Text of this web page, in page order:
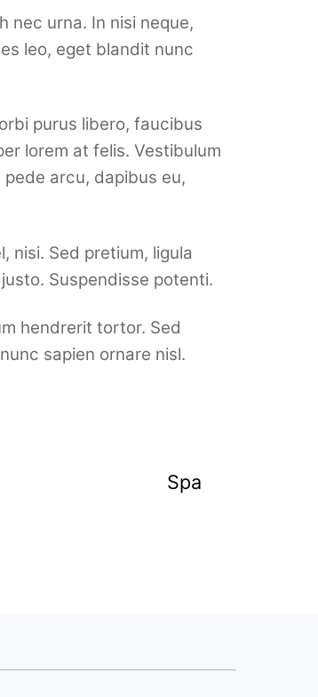
nec urna. In nisi neque,
leo, eget blandit nunc
purus libero, faucibus
lorem at felis. Vestibulum
arcu, dapibus eu,
nisi. Sed pretium, ligula
Suspendisse potenti.
hendrerit tortor. Sed
sapien ornare nisl.
Spa